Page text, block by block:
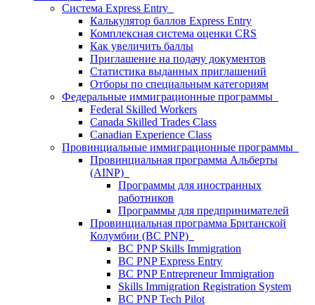
Система Express Entry
Калькулятор баллов Express Entry
Комплексная система оценки CRS
Как увеличить баллы
Приглашение на подачу документов
Статистика выданных приглашений
Отборы по специальным категориям
Федеральные иммиграционные программы
Federal Skilled Workers
Canada Skilled Trades Class
Canadian Experience Class
Провинциальные иммиграционные программы
Провинциальная программа Альберты
(AINP)
Программы для иностранных
работников
Программы для предпринимателей
Провинциальная программа Британской
Колумбии (BC PNP)
BC PNP Skills Immigration
BC PNP Express Entry
BC PNP Entrepreneur Immigration
Skills Immigration Registration System
BC PNP Tech Pilot